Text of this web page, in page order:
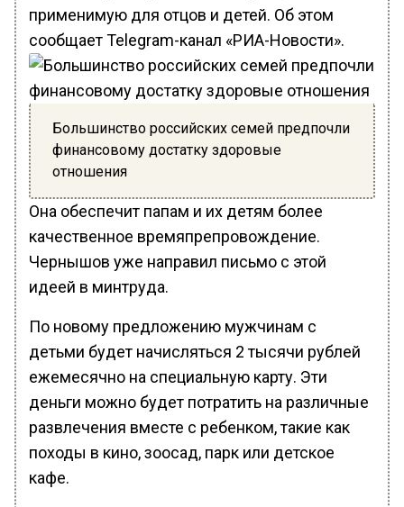
применимую для отцов и детей. Об этом
сообщает Telegram-канал «РИА-Новости».
Большинство российских семей предпочли
финансовому достатку здоровые
отношения
Она обеспечит папам и их детям более
качественное времяпрепровождение.
Чернышов уже направил письмо с этой
идеей в минтруда.
По новому предложению мужчинам с
детьми будет начисляться 2 тысячи рублей
ежемесячно на специальную карту. Эти
деньги можно будет потратить на различные
развлечения вместе с ребенком, такие как
походы в кино, зоосад, парк или детское
кафе.